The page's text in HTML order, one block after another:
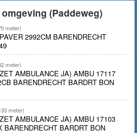
(Paddeweg)
meter)
2992CM BARENDRECHT
meter)
AMBULANCE JA) AMBU 17117
BARENDRECHT BARDRT BON
meter)
AMBULANCE JA) AMBU 17103
BARENDRECHT BARDRT BON